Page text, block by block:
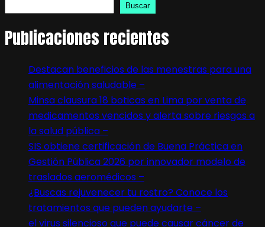
Buscar
Publicaciones recientes
Destacan beneficios de las menestras para una
alimentación saludable –
Minsa clausura 18 boticas en Lima por venta de
medicamentos vencidos y alerta sobre riesgos a
la salud pública –
SIS obtiene certificación de Buena Práctica en
Gestión Pública 2026 por innovador modelo de
traslados aeromédicos –
¿Buscas rejuvenecer tu rostro? Conoce los
tratamientos que pueden ayudarte –
el virus silencioso que puede causar cáncer de